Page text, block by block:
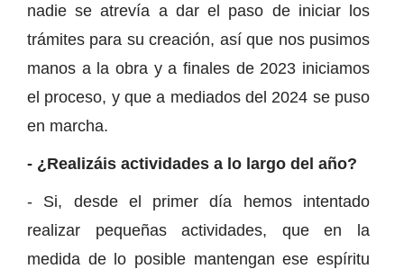
nadie se atrevía a dar el paso de iniciar los
trámites para su creación, así que nos pusimos
manos a la obra y a finales de 2023 iniciamos
el proceso, y que a mediados del 2024 se puso
en marcha.
- ¿Realizáis actividades a lo largo del año?
- Si, desde el primer día hemos intentado
realizar pequeñas actividades, que en la
medida de lo posible mantengan ese espíritu